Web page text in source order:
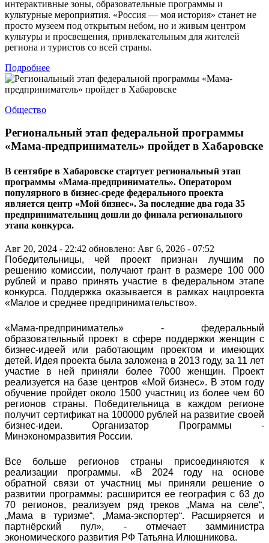
интерактивные зоны, образовательные программы и
культурные мероприятия. «Россия — моя история» станет не
просто музеем под открытым небом, но и живым центром
культуры и просвещения, привлекательным для жителей
региона и туристов со всей страны.
Подробнее
Общество
Региональный этап федеральной программы
«Мама-предприниматель» пройдет в Хабаровске
В сентябре в Хабаровске стартует региональный этап
программы «Мама-предприниматель». Оператором
популярного в бизнес-среде федерального проекта
является центр «Мой бизнес». За последние два года 35
предпринимательниц дошли до финала регионального
этапа конкурса.
Авг 20, 2024 - 22:42 обновлено: Авг 6, 2026 - 07:52
Победительницы, чей проект признан лучшим по
решению комиссии, получают грант в размере 100 000
рублей и право принять участие в федеральном этапе
конкурса. Поддержка оказывается в рамках нацпроекта
«Малое и среднее предпринимательство».
«Мама-предприниматель» - федеральный
образовательный проект в сфере поддержки женщин с
бизнес-идеей или работающим проектом и имеющих
детей. Идея проекта была заложена в 2013 году, за 11 лет
участие в ней приняли более 7000 женщин. Проект
реализуется на базе центров «Мой бизнес». В этом году
обучение пройдет около 1500 участниц из более чем 60
регионов страны. Победительница в каждом регионе
получит сертификат на 100000 рублей на развитие своей
бизнес-идеи. Организатор Программы -
Минэкономразвития России.
Все больше регионов страны присоединяются к
реализации программы. «В 2024 году на основе
обратной связи от участниц мы приняли решение о
развитии программы: расширится ее география с 63 до
70 регионов, реализуем ряд треков „Мама на селе“,
„Мама в туризме“, „Мама-экспортер“. Расширяется и
партнёрский пул», - отмечает замминистра
экономического развития РФ Татьяна Илюшникова.